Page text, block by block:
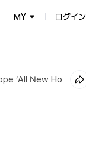
MY ログイン
‘All New Ho